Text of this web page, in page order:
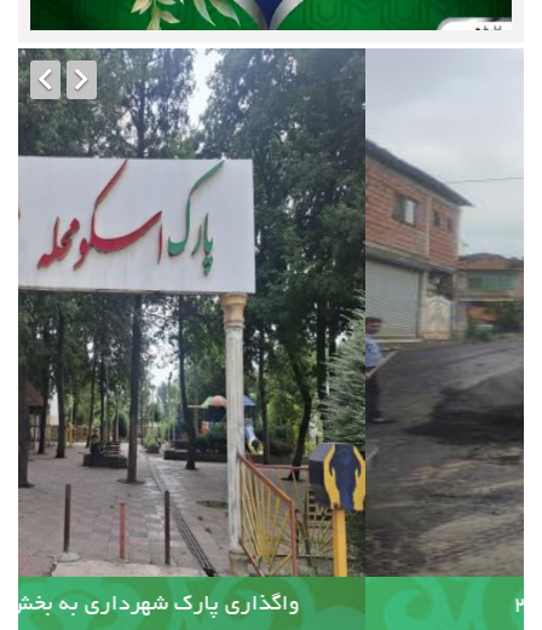
آسفالت کوچه وصال ۲۰